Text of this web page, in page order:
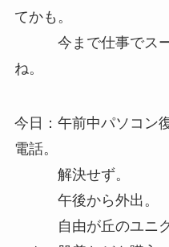
てかも。
今まで仕事でスー
ね。
今日：午前中パソコン
電話。
解決せず。
午後から外出。
自由が丘のユニク